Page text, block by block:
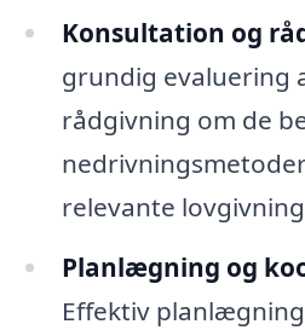
Konsultation og
grundig evaluering
rådgivning om de
relevante
Planlægning og
Effektiv